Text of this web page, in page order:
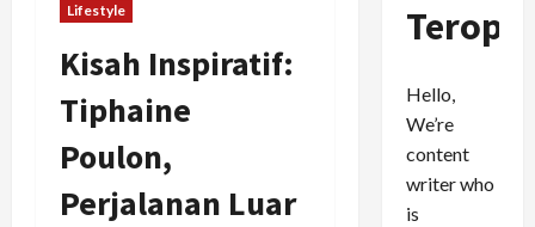
Lifestyle
Kisah Inspiratif:
Tiphaine
Poulon,
Perjalanan Luar
Hello,
We’re
content
writer who
is